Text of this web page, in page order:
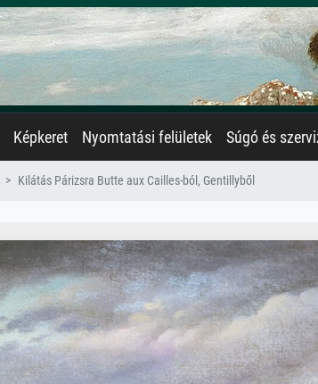
Képkeret Nyomtatási felületek Súgó és
Kilátás Párizsra Butte aux Cailles-ból, Gentillyből